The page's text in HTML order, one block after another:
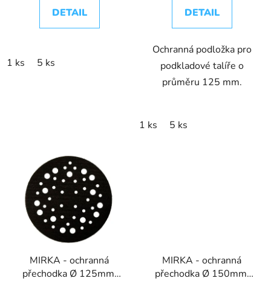
DETAIL
1 ks 5 ks
DETAIL
Ochranná podložka pro
podkladové talíře o
průměru 125 mm.
1 ks 5 ks
MIRKA - ochranná
přechodka Ø 125mm,
MIRKA - ochranná
přechodka Ø 150mm,